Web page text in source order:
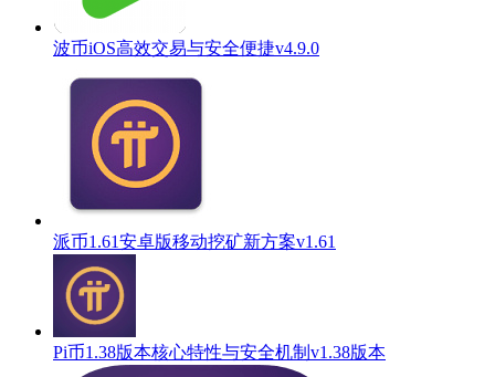
波币iOS高效交易与安全便捷v4.9.0
派币1.61安卓版移动挖矿新方案v1.61
Pi币1.38版本核心特性与安全机制v1.38版本